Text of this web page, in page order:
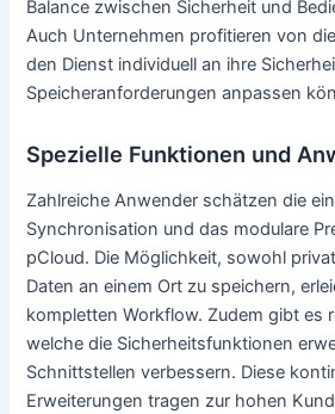
Balance zwischen Sicherheit und
Auch Unternehmen profitieren von
den Dienst individuell an ihre
Speicheranforderungen anpassen
Spezielle Funktionen und
Zahlreiche Anwender schätzen die
Synchronisation und das modulare
pCloud. Die Möglichkeit, sowohl
Daten an einem Ort zu speichern,
kompletten Workflow. Zudem gibt es
welche die Sicherheitsfunktionen
Schnittstellen verbessern. Diese
Erweiterungen tragen zur hohen